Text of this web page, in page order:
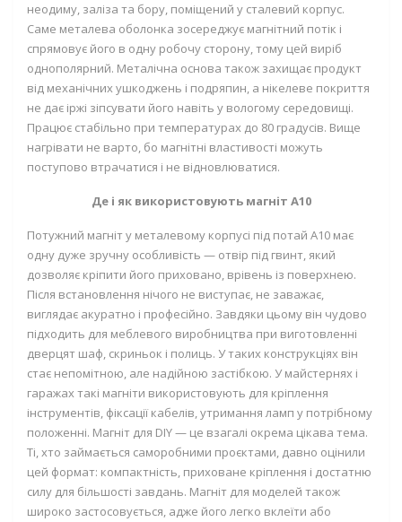
неодиму, заліза та бору, поміщений у сталевий корпус.
Саме металева оболонка зосереджує магнітний потік і
спрямовує його в одну робочу сторону, тому цей виріб
однополярний. Металічна основа також захищає продукт
від механічних ушкоджень і подряпин, а нікелеве покриття
не дає іржі зіпсувати його навіть у вологому середовищі.
Працює стабільно при температурах до 80 градусів. Вище
нагрівати не варто, бо магнітні властивості можуть
поступово втрачатися і не відновлюватися.
Де і як використовують магніт А10
Потужний магніт у металевому корпусі під потай A10 має
одну дуже зручну особливість — отвір під гвинт, який
дозволяє кріпити його приховано, врівень із поверхнею.
Після встановлення нічого не виступає, не заважає,
виглядає акуратно і професійно. Завдяки цьому він чудово
підходить для меблевого виробництва при виготовленні
дверцят шаф, скриньок і полиць. У таких конструкціях він
стає непомітною, але надійною застібкою. У майстернях і
гаражах такі магніти використовують для кріплення
інструментів, фіксації кабелів, утримання ламп у потрібному
положенні. Магніт для DIY — це взагалі окрема цікава тема.
Ті, хто займається саморобними проєктами, давно оцінили
цей формат: компактність, приховане кріплення і достатню
силу для більшості завдань. Магніт для моделей також
широко застосовується, адже його легко вклеїти або